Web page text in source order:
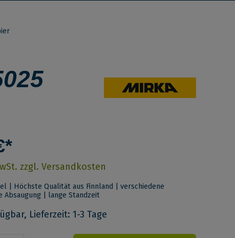
zzgl. Versandkosten
| Höchste Qualität aus Finnland | verschiedene
Absaugung | lange Standzeit
Lieferzeit: 1-3 Tage